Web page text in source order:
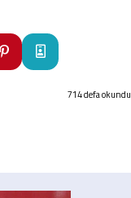
714 defa okundu